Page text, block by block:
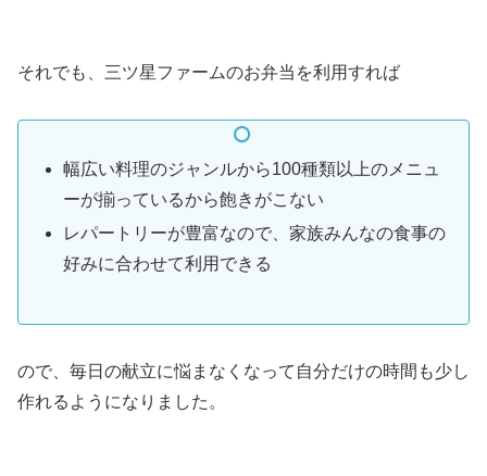
それでも、三ツ星ファームのお弁当を利用すれば
幅広い料理のジャンルから100種類以上のメニュ
ーが揃っているから飽きがこない
レパートリーが豊富なので、家族みんなの食事の
好みに合わせて利用できる
ので、毎日の献立に悩まなくなって自分だけの時間も少し
作れるようになりました。